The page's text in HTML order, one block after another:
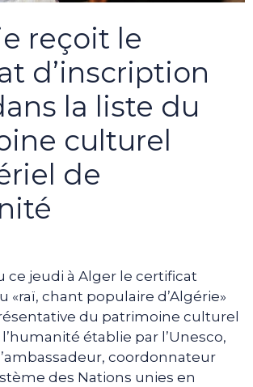
reçoit le
d’inscription
la liste du
culturel
de
ce jeudi à Alger le certificat
«raï, chant populaire d’Algérie»
du patrimoine culturel
établie par l’Unesco,
coordonnateur
des Nations unies en